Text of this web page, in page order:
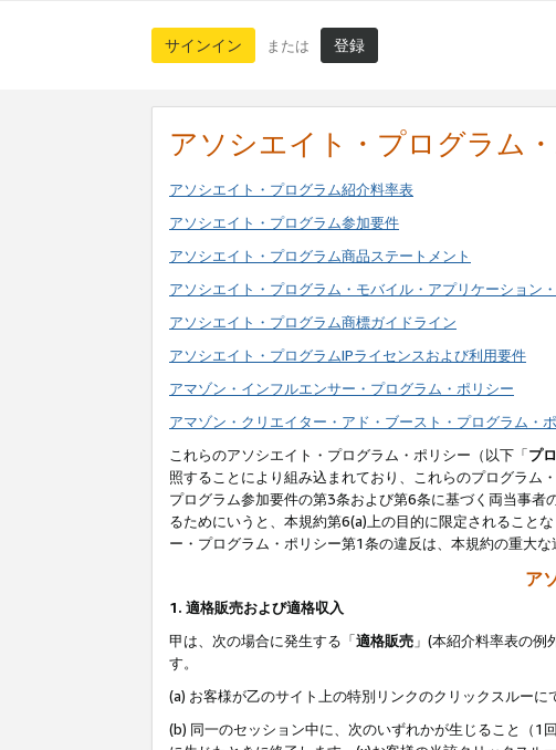
サインイン または 登録
アソシエイト・プログラム
アソシエイト・プログラム紹介料率表
アソシエイト・プログラム参加要件
アソシエイト・プログラム商品ステートメント
アソシエイト・プログラム・モバイル・アプリケーション
アソシエイト・プログラム商標ガイドライン
アソシエイト・プログラムIPライセンスおよび利用要件
アマゾン・インフルエンサー・プログラム・ポリシー
アマゾン・クリエイター・アド・ブースト・プログラム・
これらのアソシエイト・プログラム・ポリシー（以下「プ
照することにより組み込まれており、これらのプログラム
プログラム参加要件の第3条および第6条に基づく両当事
るためにいうと、本規約第6(a)上の目的に限定されること
ー・プログラム・ポリシー第1条の違反は、本規約の重大な
ア
1. 適格販売および適格収入
甲は、次の場合に発生する「適格販売 」(本紹介料率表の
す。
(a) お客様が乙のサイト上の特別リンクのクリックスルーに
(b) 同一のセッション中に、次のいずれかが生じること（1